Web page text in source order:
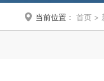
 当前位置： 首页>